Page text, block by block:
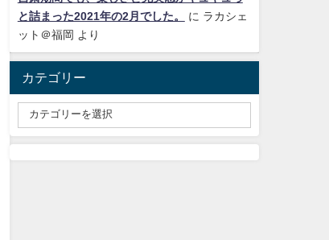
と詰まった2021年の2月でした。
に ラカシェ
ット＠福岡 より
カテゴリー